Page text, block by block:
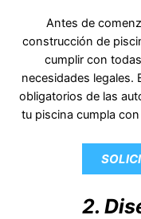
Antes de
construcción de
cumplir con
necesidades legales.
obligatorios de las
tu piscina cumpla
2.